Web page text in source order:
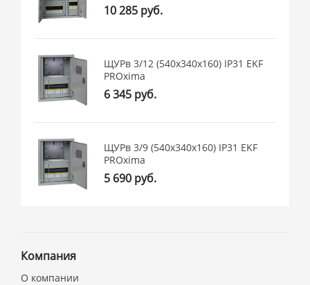
10 285 руб.
ЩУРв 3/12 (540х340х160) IP31 EKF
PROxima
6 345 руб.
ЩУРв 3/9 (540x340x160) IP31 EKF
PROxima
5 690 руб.
Компания
О компании